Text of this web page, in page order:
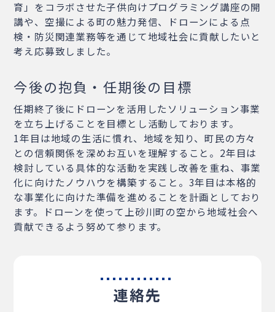
育」をコラボさせた子供向けプログラミング講座の開
講や、空撮による町の魅力発信、ドローンによる点
検・防災関連業務等を通じて地域社会に貢献したいと
考え応募致しました。
今後の抱負・任期後の目標
任期終了後にドローンを活用したソリューション事業
を立ち上げることを目標とし活動しております。
1年目は地域の生活に慣れ、地域を知り、町民の方々
との信頼関係を深めお互いを理解すること。2年目は
検討している具体的な活動を実践し改善を重ね、事業
化に向けたノウハウを構築すること。3年目は本格的
な事業化に向けた準備を進めることを計画としており
ます。ドローンを使って上砂川町の空から地域社会へ
貢献できるよう努めて参ります。
連絡先